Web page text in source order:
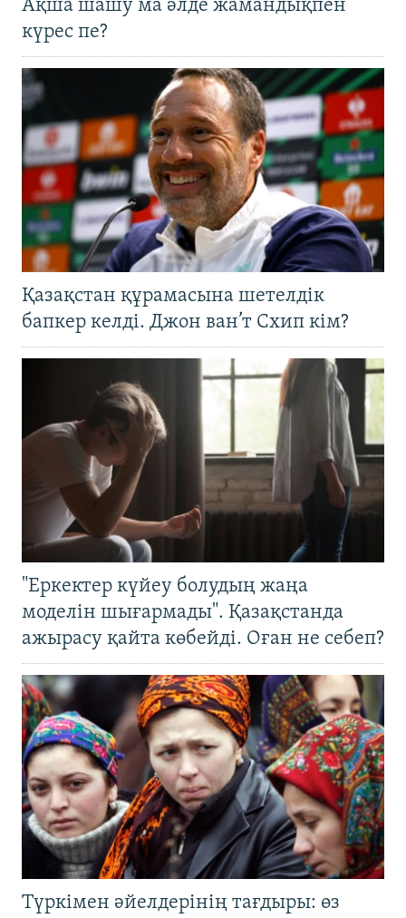
Ақша шашу ма әлде жамандықпен
күрес пе?
Қазақстан құрамасына шетелдік
бапкер келді. Джон ван’т Схип кім?
"Еркектер күйеу болудың жаңа
моделін шығармады". Қазақстанда
ажырасу қайта көбейді. Оған не себеп?
Түркімен әйелдерінің тағдыры: өз